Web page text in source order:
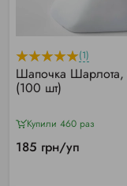
(1)
Шапочка Шарлота,
(100 шт)
Купили 460 раз
185 грн/уп